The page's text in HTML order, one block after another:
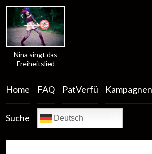
Nina singt das
Freiheitslied
Home FAQ PatVerfü Kampagnen
Suche Deutsch